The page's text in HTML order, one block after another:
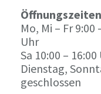
Mo, Mi – Fr 9:00
Uhr
Sa 10:00 –
Dienstag,
geschlossen